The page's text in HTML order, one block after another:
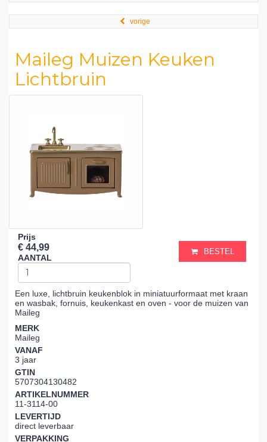
vorige
Maileg Muizen Keuken
Lichtbruin
Prijs
€ 44,99
AANTAL
BESTEL
Een luxe, lichtbruin keukenblok in miniatuurformaat met kraan
en wasbak, fornuis, keukenkast en oven - voor de muizen van
Maileg
MERK
Maileg
VANAF
3 jaar
GTIN
5707304130482
ARTIKELNUMMER
11-3114-00
LEVERTIJD
direct leverbaar
VERPAKKING